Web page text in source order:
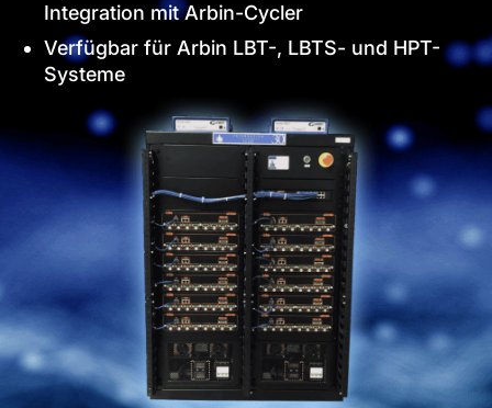
Integration mit Arbin-Cycler
Verfügbar für Arbin LBT-, LBTS- und HPT-
Systeme